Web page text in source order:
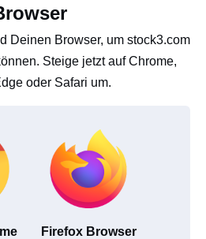
Deinen Browser, um stock3.com
Steige jetzt auf Chrome,
oder Safari um.
Firefox Browser